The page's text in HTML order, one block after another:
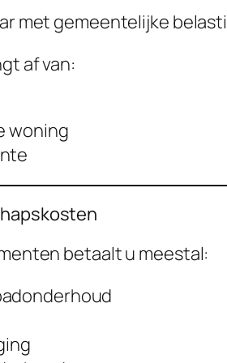
met gemeentelijke
af van:
woning
betaalt u meestal: